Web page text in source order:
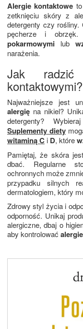
Alergie kontaktowe
zetknięciu skóry z
detergenty czy rośliny.
pęcherze i
pokarmowymi lub
narażenia.
Jak
kontaktowymi?
Najważniejsze jest
alergię na nikiel?
detergenty?
Suplementy diety
witaminą C i D, które
Pamiętaj, że skóra
dbać. Regularne
ochronnych może
przypadku silnych
dermatologiem, który
Zdrowy styl życia i
odporność. Unikaj
alergiczne, dbaj o
aby kontrolować alergie